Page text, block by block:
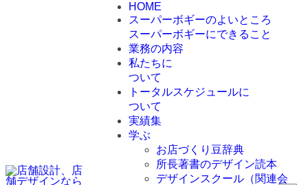
HOME
スーパーボギーのよいところ
スーパーボギーにできること
業務の内容
私たちに
ついて
トータルスケジュールに
ついて
実績集
学ぶ
お店づくり豆辞典
所長著書のデザイン読本
デザインスクール（関連会